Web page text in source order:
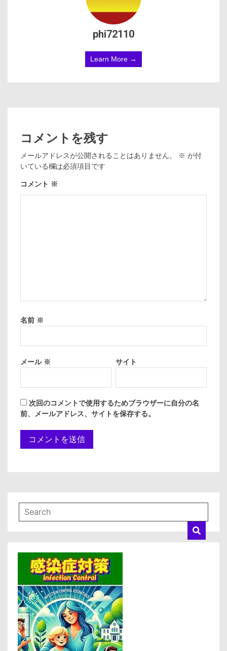
phi72110
Learn More →
コメントを残す
メールアドレスが公開されることはありません。 ※ が付
いている欄は必須項目です
コメント ※
名前 ※
メール ※ サイト
次回のコメントで使用するためブラウザーに自分の名
前、メールアドレス、サイトを保存する。